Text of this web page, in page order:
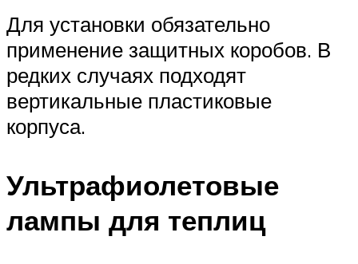
Для установки обязательно
применение защитных коробов. В
редких случаях подходят
вертикальные пластиковые
корпуса.
Ультрафиолетовые
лампы для теплиц